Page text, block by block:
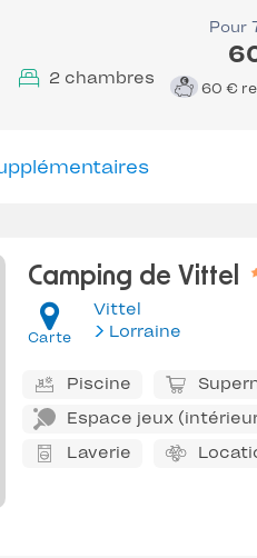
2 chambres
Pour
60 €
Camping de Vittel
Carte
Vittel
Lorraine
Piscine
Espace jeux
Laverie